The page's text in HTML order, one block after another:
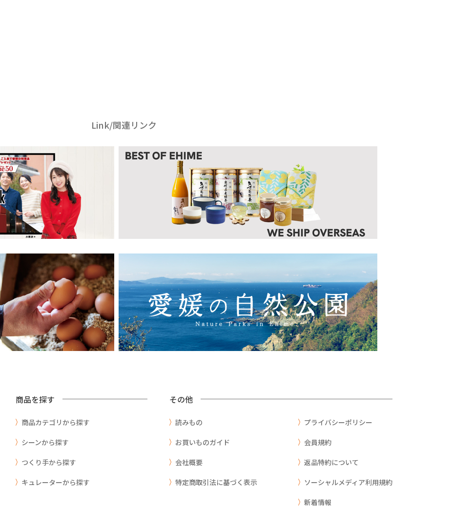
Link/関連リンク
商品を探す
商品カテゴリから探す
シーンから探す
つくり手から探す
キュレーターから探す
その他
読みもの
お買いものガイド
会社概要
特定商取引法に基づく表示
プライバシーポリシー
会員規約
返品特約について
ソーシャルメディア利用規約
新着情報